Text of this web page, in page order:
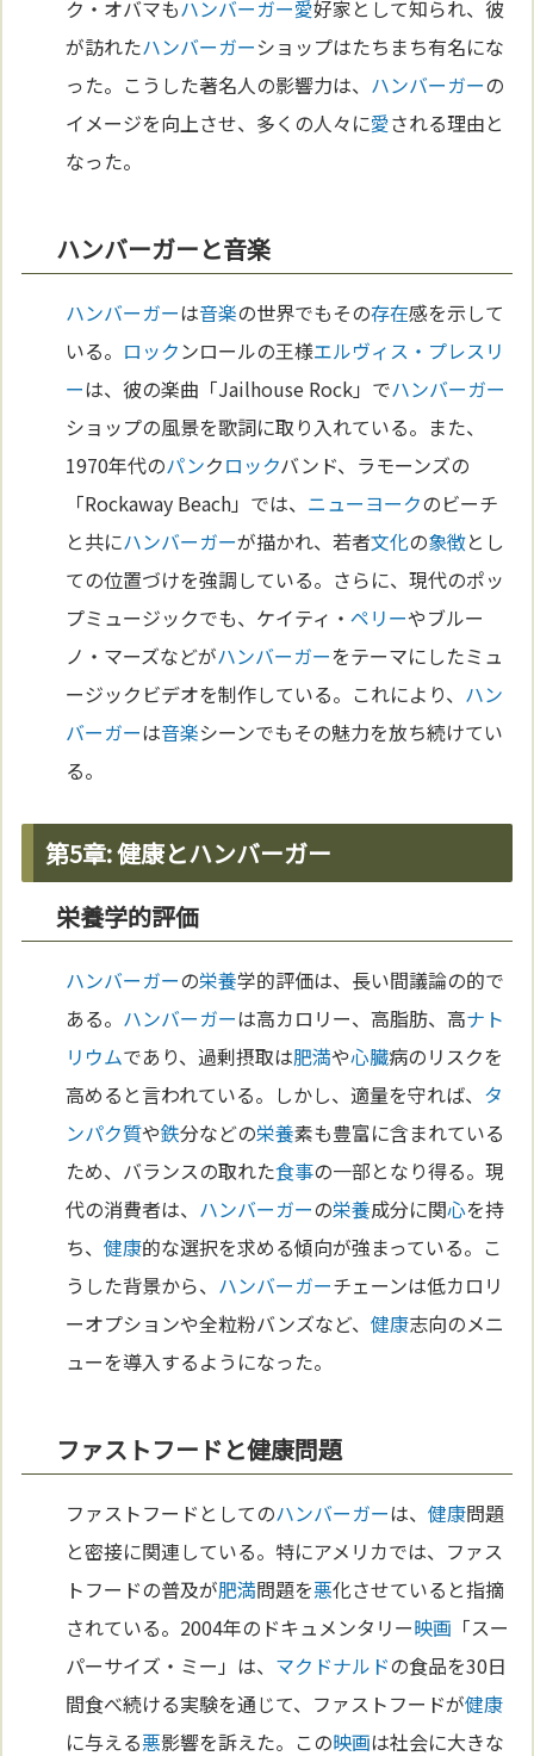
ク・オバマもハンバーガー愛好家として知られ、彼
が訪れたハンバーガーショップはたちまち有名にな
った。こうした著名人の影響力は、 ハンバーガーの
イメージを向上させ、多くの人々に愛される理由と
なった。
ハンバーガーと音楽
ハンバーガーは音楽の世界でもその存在感を示して
いる。 ロックンロールの王様エルヴィス・プレスリ
ーは、彼の楽曲「Jailhouse Rock」でハンバーガー
ショップの風景を歌詞に取り入れている。また、
1970年代のパンクロックバンド、ラモーンズの
「Rockaway Beach」では、 ニューヨークのビーチ
と共にハンバーガーが描かれ、若者文化の象徴とし
ての位置づけを強調している。さらに、現代のポッ
プミュージックでも、ケイティ・ペリーやブルー
ノ・マーズなどがハンバーガーをテーマにしたミュ
ージックビデオを制作している。これにより、 ハン
バーガーは音楽シーンでもその魅力を放ち続けてい
る。
第5章: 健康とハンバーガー
栄養学的評価
ハンバーガーの栄養学的評価は、長い間議論の的で
ある。 ハンバーガーは高カロリー、高脂肪、高ナト
リウムであり、過剰摂取は肥満や心臓病のリスクを
高めると言われている。しかし、適量を守れば、 タ
ンパク質や鉄分などの栄養素も豊富に含まれている
ため、バランスの取れた食事の一部となり得る。現
代の消費者は、 ハンバーガーの栄養成分に関心を持
ち、健康的な選択を求める傾向が強まっている。こ
うした背景から、 ハンバーガーチェーンは低カロリ
ーオプションや全粒粉バンズなど、健康志向のメニ
ューを導入するようになった。
ファストフードと健康問題
ファストフードとしてのハンバーガーは、健康問題
と密接に関連している。特にアメリカでは、ファス
トフードの普及が肥満問題を悪化させていると指摘
されている。2004年のドキュメンタリー映画 「スー
パーサイズ・ミー」は、 マクドナルドの食品を30日
間食べ続ける実験を通じて、ファストフードが健康
に与える悪影響を訴えた。この映画は社会に大きな